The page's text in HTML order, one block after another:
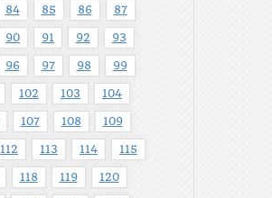
84 85 86 87
90 91 92 93
96 97 98 99
102 103 104
107 108 109
112 113 114 115
118 119 120